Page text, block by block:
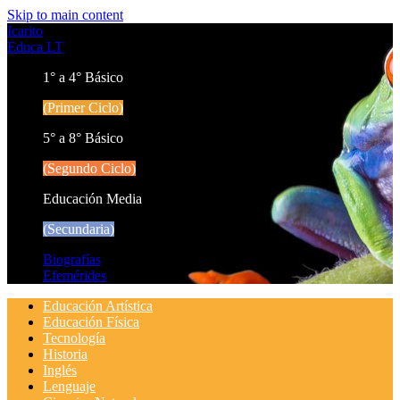
Skip to main content
Icarito
Educa LT
1° a 4° Básico
(Primer Ciclo)
5° a 8° Básico
(Segundo Ciclo)
Educación Media
(Secundaria)
Biografías
Efemérides
Educación Artística
Educación Física
Tecnología
Historia
Inglés
Lenguaje